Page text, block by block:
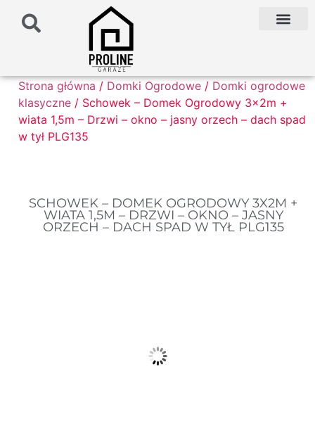
Strona główna / Domki Ogrodowe / Domki ogrodowe
klasyczne / Schowek – Domek Ogrodowy 3x2m +
wiata 1,5m – Drzwi – okno – jasny orzech – dach spad
w tył PLG135
SCHOWEK – DOMEK OGRODOWY 3X2M +
WIATA 1,5M – DRZWI – OKNO – JASNY
ORZECH – DACH SPAD W TYŁ PLG135